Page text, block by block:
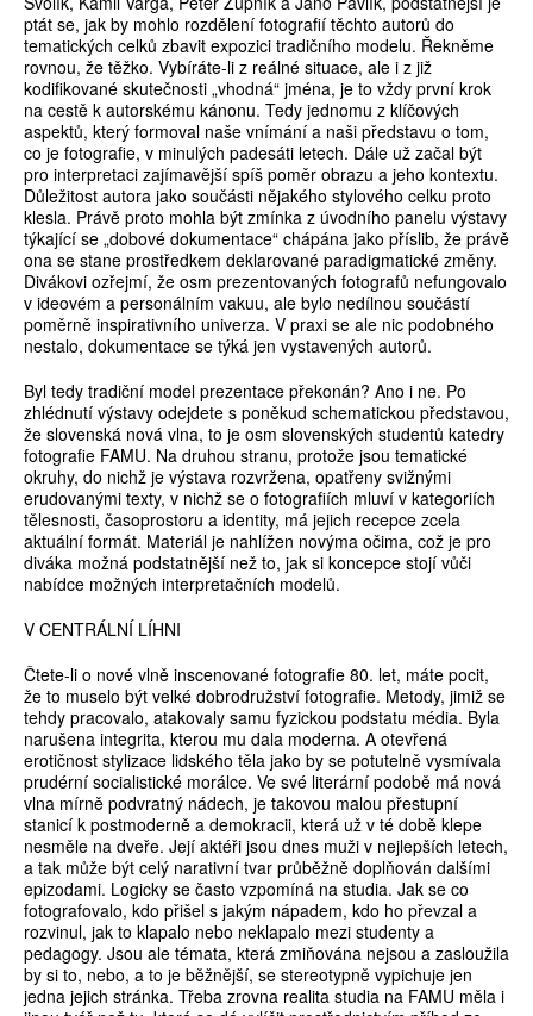
ptát se, jak by mohlo rozdělení foto­grafií těchto autorů do
tematických celků zbavit expozici tradičního modelu. Řekněme
rovnou, že těžko. Vybíráte-li z reálné situace, ale i z již
kodifikované skutečnosti „vhodná“ jména, je to vždy první krok
na cestě k autorskému kánonu. Tedy jednomu z klíčových
aspektů, který formoval naše vnímání a naši představu o tom,
co je fotografie, v minulých padesáti letech. Dále už začal být
pro interpretaci zají­mavější spíš poměr obrazu a jeho kontextu.
Důležitost autora jako součásti nějakého stylového celku proto
klesla. Právě proto mohla být zmínka z úvodního panelu výstavy
týkající se „dobové dokumentace“ chápána jako příslib, že právě
ona se stane prostředkem deklarované paradigmatické změny.
Divákovi ozřejmí, že osm prezentovaných fotografů nefungovalo
v ideovém a personálním vakuu, ale bylo nedílnou součástí
poměrně inspirativního univerza. V praxi se ale nic podobného
nestalo, dokumentace se týká jen vystavených autorů.
Byl tedy tradiční model prezentace překonán? Ano i ne. Po
zhléd­nutí výstavy odejdete s poněkud schematickou představou,
že slo­venská nová vlna, to je osm slovenských studentů katedry
fotografie FAMU. Na druhou stranu, protože jsou tematické
okruhy, do nichž je výstava rozvržena, opatřeny svižnými
erudovanými texty, v nichž se o fotografiích mluví v kategoriích
tělesnosti, časoprostoru a identity, má jejich recepce zcela
aktuální formát. Materiál je nahlížen novýma očima, což je pro
diváka možná podstatnější než to, jak si koncepce stojí vůči
nabídce možných interpretačních modelů.
V CENTRÁLNÍ LÍHNI
Čtete-li o nové vlně inscenované fotografie 80. let, máte pocit,
že to muselo být velké dobrodružství fotografie. Metody, jimiž se
tehdy pracovalo, atakovaly samu fyzickou podstatu média. Byla
narušena integrita, kterou mu dala moderna. A otevřená
erotičnost stylizace lidského těla jako by se potutelně vysmívala
prudérní socialistické morálce. Ve své literární podobě má nová
vlna mírně podvratný ná­dech, je takovou malou přestupní
stanicí k postmoderně a demokra­cii, která už v té době klepe
nesměle na dveře. Její aktéři jsou dnes muži v nejlepších letech,
a tak může být celý narativní tvar průběžně doplňován dalšími
epizodami. Logicky se často vzpomíná na studia. Jak se co
fotografovalo, kdo přišel s jakým nápadem, kdo ho převzal a
rozvinul, jak to klapalo nebo neklapalo mezi studenty a
pedagogy. Jsou ale témata, která zmiňována nejsou a zasloužila
by si to, nebo, a to je běžnější, se stereotypně vypichuje jen
jedna jejich stránka. Třeba zrovna realita studia na FAMU měla i